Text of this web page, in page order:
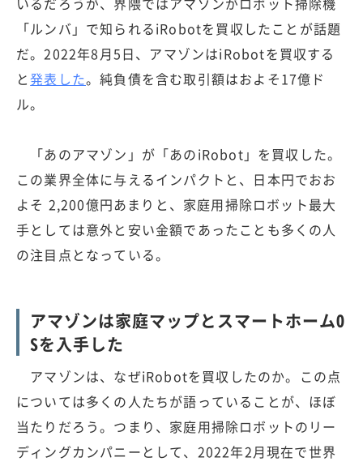
「ルンバ」で知られるiRobotを買収したことが話題
だ。2022年8月5日、アマゾンはiRobotを買収する
と発表した。純負債を含む取引額はおよそ17億ド
ル。
「あのアマゾン」が「あのiRobot」を買収した。
この業界全体に与えるインパクトと、日本円でおお
よそ 2,200億円あまりと、家庭用掃除ロボット最大
手としては意外と安い金額であったことも多くの人
の注目点となっている。
アマゾンは家庭マップとスマートホームO
Sを入手した
アマゾンは、なぜiRobotを買収したのか。この点
については多くの人たちが語っていることが、ほぼ
当たりだろう。つまり、家庭用掃除ロボットのリー
ディングカンパニーとして、2022年2月現在で世界